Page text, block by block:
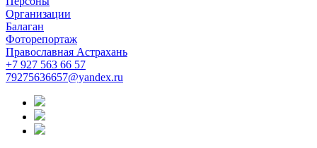
Организации
Балаган
Фоторепортаж
Православная Астрахань
+7 927 563 66 57
79275636657@yandex.ru